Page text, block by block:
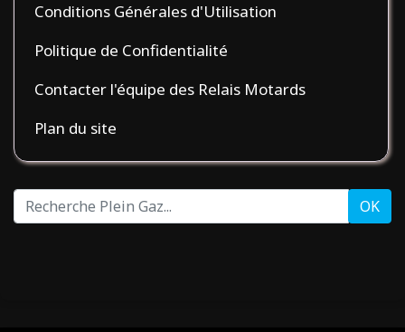
Conditions Générales d'Utilisation
Politique de Confidentialité
Contacter l'équipe des Relais Motards
Plan du site
Recherche
Plein
OK